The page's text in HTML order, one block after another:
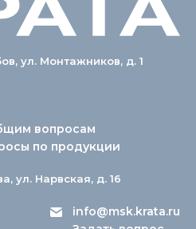
ул. Монтажников, д. 1
вопросам
по продукции
ул. Нарвская, д. 16
info@msk.krata.ru